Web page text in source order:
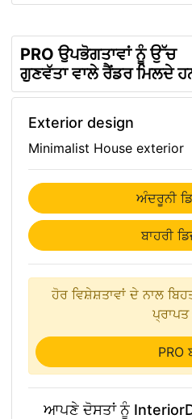
PRO ਉਪਭੋਗਤਾਵਾਂ ਨੂੰ ਉੱਚ
ਗੁਣਵੱਤਾ ਵਾਲੇ ਰੈਂਡਰ ਮਿਲਦੇ
Exterior design
Minimalist House exterior
ਅੰਦਰੂਨੀ
ਬਾਹਰੀ
ਹੋਰ ਵਿਸ਼ੇਸ਼ਤਾਵਾਂ ਦੇ ਨਾਲ
PRO
ਆਪਣੇ ਦੋਸਤਾਂ ਨੂੰ